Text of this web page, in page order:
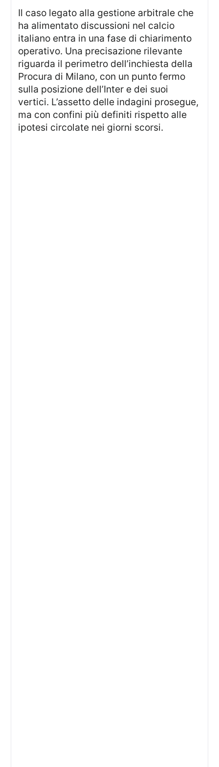
Il caso legato alla gestione arbitrale che
ha alimentato discussioni nel calcio
italiano entra in una fase di chiarimento
operativo. Una precisazione rilevante
riguarda il perimetro dell’inchiesta della
Procura di Milano, con un punto fermo
sulla posizione dell’Inter e dei suoi
vertici. L’assetto delle indagini prosegue,
ma con confini più definiti rispetto alle
ipotesi circolate nei giorni scorsi.